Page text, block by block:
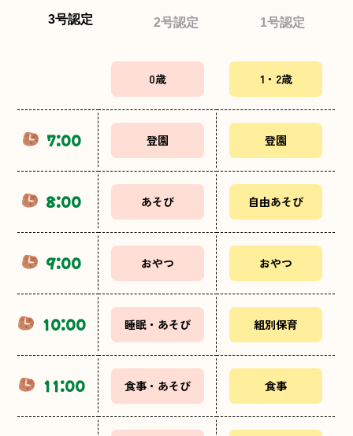
3号認定 2号認定 1号認定
0歳 1・2歳
7:00 登園 登園
8:00 あそび 自由あそび
9:00 おやつ おやつ
10:00 睡眠・あそび 組別保育
11:00 食事・あそび 食事